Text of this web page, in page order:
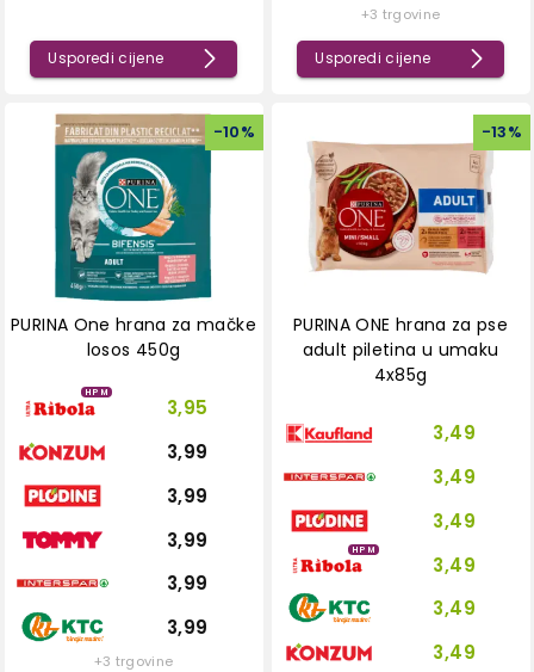
Usporedi cijene
+3 trgovine
Usporedi cijene
-10%
PURINA One hrana za mačke
losos 450g
HPM
3,95
3,99
3,99
3,99
3,99
3,99
+3 trgovine
-13%
PURINA ONE hrana za pse
adult piletina u umaku
4x85g
3,49
3,49
3,49
HPM
3,49
3,49
3,49